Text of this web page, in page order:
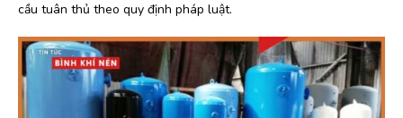
cầu tuân thủ theo quy định pháp luật.